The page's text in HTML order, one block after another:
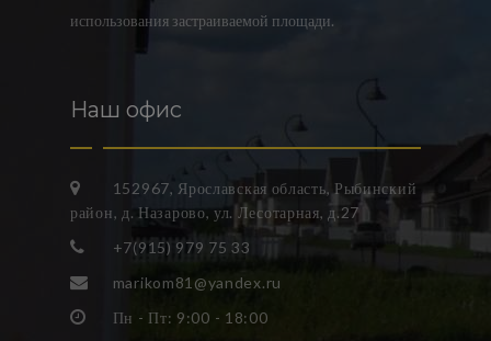
использования застраиваемой площади.
Наш офис
152967, Ярославская область, Рыбинский
район, д. Назарово, ул. Лесотарная, д.27
+7(915) 979 75 33
marikom81@yandex.ru
Пн - Пт: 9:00 - 18:00